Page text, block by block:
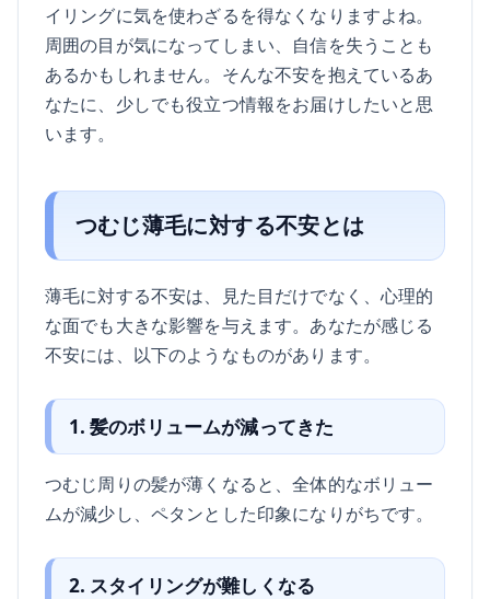
イリングに気を使わざるを得なくなりますよね。
周囲の目が気になってしまい、自信を失うことも
あるかもしれません。そんな不安を抱えているあ
なたに、少しでも役立つ情報をお届けしたいと思
います。
つむじ薄毛に対する不安とは
薄毛に対する不安は、見た目だけでなく、心理的
な面でも大きな影響を与えます。あなたが感じる
不安には、以下のようなものがあります。
1. 髪のボリュームが減ってきた
つむじ周りの髪が薄くなると、全体的なボリュー
ムが減少し、ペタンとした印象になりがちです。
2. スタイリングが難しくなる